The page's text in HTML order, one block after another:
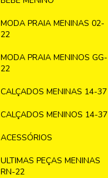
MODA PRAIA MENINAS 02-
22
MODA PRAIA MENINOS GG-
22
CALÇADOS MENINAS 14-37
CALÇADOS MENINOS 14-37
ACESSÓRIOS
ULTIMAS PEÇAS MENINAS
RN-22